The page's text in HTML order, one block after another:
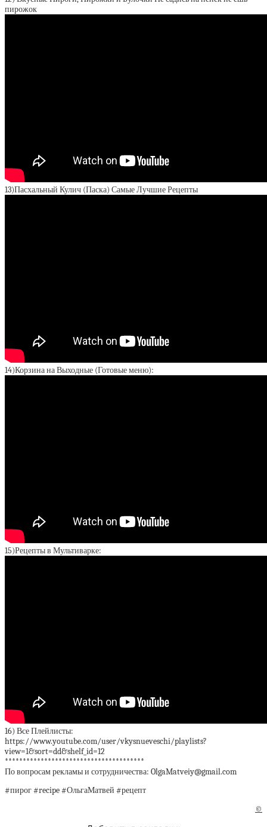
пирожок
13)Пасхальный Кулич (Паска) Самые Лучшие Рецепты
14)Корзина на Выходные (Готовые меню):
15)Рецепты в Мультиварке:
16) Все Плейлисты:
https://www.youtube.com/user/vkysnueveschi/playlists?
view=1&sort=dd&shelf_id=12
***************************************
По вопросам рекламы и сотрудничества: OlgaMatveiy@gmail.com
#пирог #recipe #ОльгаМатвей #рецепт
©